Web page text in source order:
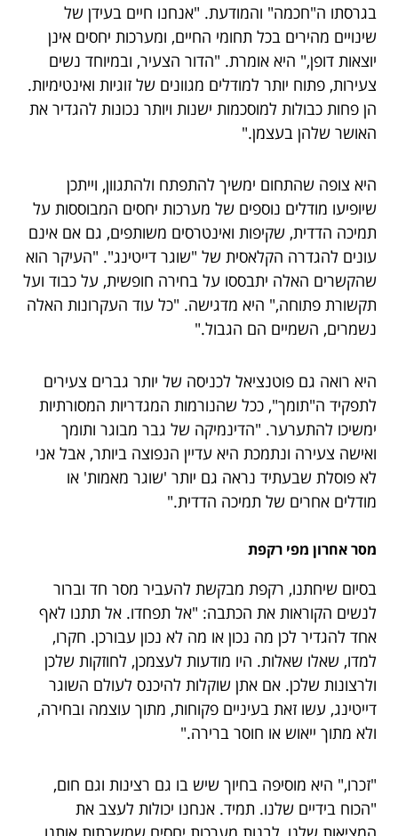
בגרסתו ה"חכמה" והמודעת. "אנחנו חיים בעידן של
שינויים מהירים בכל תחומי החיים, ומערכות יחסים אינן
יוצאות דופן," היא אומרת. "הדור הצעיר, ובמיוחד נשים
צעירות, פתוח יותר למודלים מגוונים של זוגיות ואינטימיות.
הן פחות כבולות למוסכמות ישנות ויותר נכונות להגדיר את
האושר שלהן בעצמן."
היא צופה שהתחום ימשיך להתפתח ולהתגוון, וייתכן
שיופיעו מודלים נוספים של מערכות יחסים המבוססות על
תמיכה הדדית, שקיפות ואינטרסים משותפים, גם אם אינם
עונים להגדרה הקלאסית של "שוגר דייטינג". "העיקר הוא
שהקשרים האלה יתבססו על בחירה חופשית, על כבוד ועל
תקשורת פתוחה," היא מדגישה. "כל עוד העקרונות האלה
נשמרים, השמיים הם הגבול."
היא רואה גם פוטנציאל לכניסה של יותר גברים צעירים
לתפקיד ה"תומך", ככל שהנורמות המגדריות המסורתיות
ימשיכו להתערער. "הדינמיקה של גבר מבוגר ותומך
ואישה צעירה ונתמכת היא עדיין הנפוצה ביותר, אבל אני
לא פוסלת שבעתיד נראה גם יותר 'שוגר מאמות' או
מודלים אחרים של תמיכה הדדית."
מסר אחרון מפי רקפת
בסיום שיחתנו, רקפת מבקשת להעביר מסר חד וברור
לנשים הקוראות את הכתבה: "אל תפחדו. אל תתנו לאף
אחד להגדיר לכן מה נכון או מה לא נכון עבורכן. חקרו,
למדו, שאלו שאלות. היו מודעות לעצמכן, לחוזקות שלכן
ולרצונות שלכן. אם אתן שוקלות להיכנס לעולם השוגר
דייטינג, עשו זאת בעיניים פקוחות, מתוך עוצמה ובחירה,
ולא מתוך ייאוש או חוסר ברירה."
"זכרו," היא מוסיפה בחיוך שיש בו גם רצינות וגם חום,
"הכוח בידיים שלנו. תמיד. אנחנו יכולות לעצב את